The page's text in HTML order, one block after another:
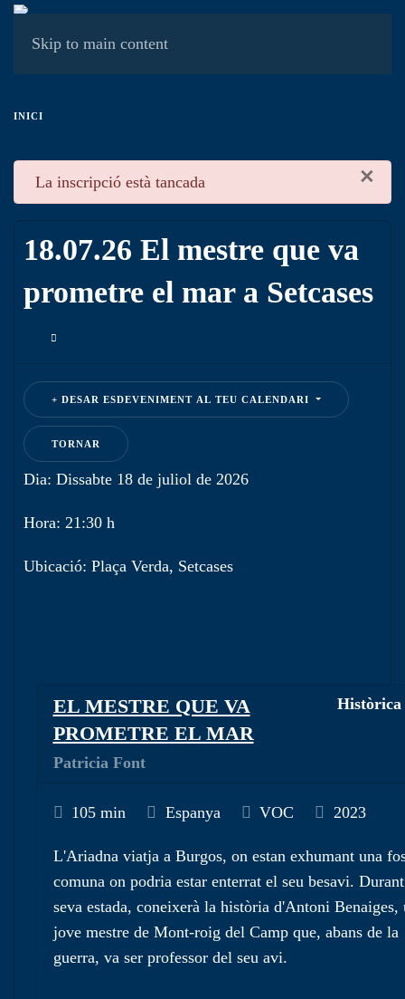
Skip to main content
INICI
×
danger
La inscripció està tancada
18.07.26 El mestre que va
prometre el mar a Setcases
DESAR ESDEVENIMENT AL TEU CALENDARI
TORNAR
Dia: Dissabte 18 de juliol de 2026
Hora: 21:30 h
Ubicació: Plaça Verda, Setcases
EL MESTRE QUE VA
PROMETRE EL MAR
Patricia Font
Històrica
105 min Espanya VOC 2023
L'Ariadna viatja a Burgos, on estan exhumant una
comuna on podria estar enterrat el seu besavi.
seva estada, coneixerà la història d'Antoni Benaiges,
jove mestre de Mont-roig del Camp que, abans de la
guerra, va ser professor del seu avi.